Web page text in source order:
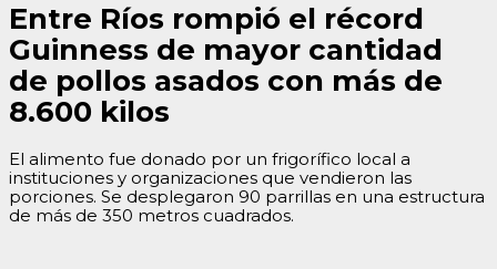
Entre Ríos rompió el récord
Guinness de mayor cantidad
de pollos asados con más de
8.600 kilos
El alimento fue donado por un frigorífico local a
instituciones y organizaciones que vendieron las
porciones. Se desplegaron 90 parrillas en una estructura
de más de 350 metros cuadrados.